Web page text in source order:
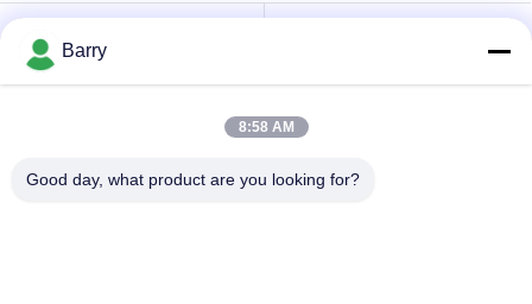
Regolatore di
pressione del gas
differenziale
DSC
Barry
8:58 AM
Good day, what product are you looking for?